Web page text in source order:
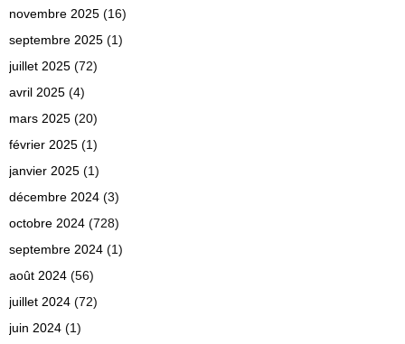
novembre 2025 (16)
septembre 2025 (1)
juillet 2025 (72)
avril 2025 (4)
mars 2025 (20)
février 2025 (1)
janvier 2025 (1)
décembre 2024 (3)
octobre 2024 (728)
septembre 2024 (1)
août 2024 (56)
juillet 2024 (72)
juin 2024 (1)